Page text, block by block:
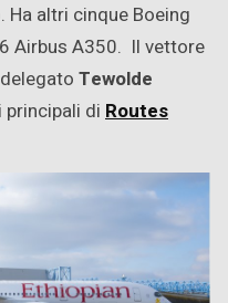
altri cinque Boeing
Airbus A350. Il vettore
Tewolde
principali di Routes